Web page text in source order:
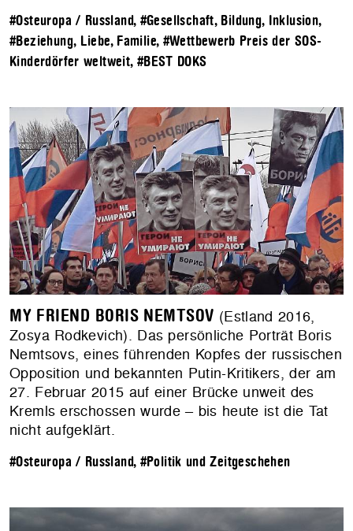
#Osteuropa / Russland, #Gesellschaft, Bildung, Inklusion,
#Beziehung, Liebe, Familie, #Wettbewerb Preis der SOS-
Kinderdörfer weltweit, #BEST DOKS
MY FRIEND BORIS NEMTSOV (Estland 2016,
Zosya Rodkevich). Das persönliche Porträt Boris
Nemtsovs, eines führenden Kopfes der russischen
Opposition und bekannten Putin-Kritikers, der am
27. Februar 2015 auf einer Brücke unweit des
Kremls erschossen wurde – bis heute ist die Tat
nicht aufgeklärt.
#Osteuropa / Russland, #Politik und Zeitgeschehen